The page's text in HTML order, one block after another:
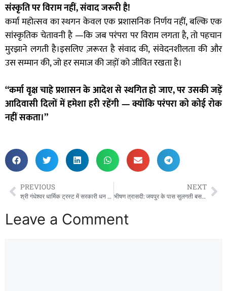
संस्कृति पर विराम नहीं, संवाद जरूरी है!
कर्मा महोत्सव का स्थगन केवल एक प्रशासनिक निर्णय नहीं, बल्कि एक
सांस्कृतिक चेतावनी है —कि जब परंपरा पर विराम लगता है, तो पहचान
मुरझाने लगती है।इसलिए ज़रूरत है संवाद की, संवेदनशीलता की और
उस सम्मान की, जो हर समाज की जड़ों को जीवित रखता है।
“कर्मा वृक्ष चाहे प्रशासन के आदेश से स्थगित हो जाए, पर उसकी जड़ें
आदिवासी दिलों में हमेशा हरी रहेंगी — क्योंकि परंपरा को कोई रोक
नहीं सकता।”
PREVIOUS
श्री गंधेश्वर धार्मिक ट्रस्ट में सरकारी धन दोहन बनी बोनस घोटाले की गूंज —फर्जी बोनस घोटाले की गूंज में दबा सच, प्रशासन और जांच समिति की चुप्पी बनी रहस्य!”
NEXT
भीषण त्रासदी: जयपुर के पास सुलगती बस में चीखती जिंदगियाँ, 3 की मौत, 12 झुलसे!
Leave a Comment